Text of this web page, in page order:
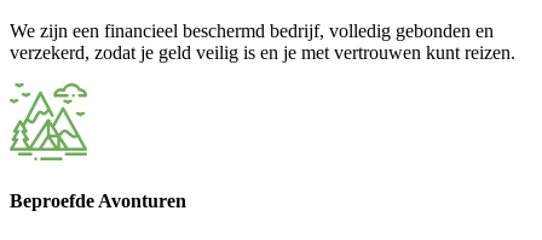
We zijn een financieel beschermd bedrijf, volledig gebonden en
verzekerd, zodat je geld veilig is en je met vertrouwen kunt reizen.
Beproefde Avonturen